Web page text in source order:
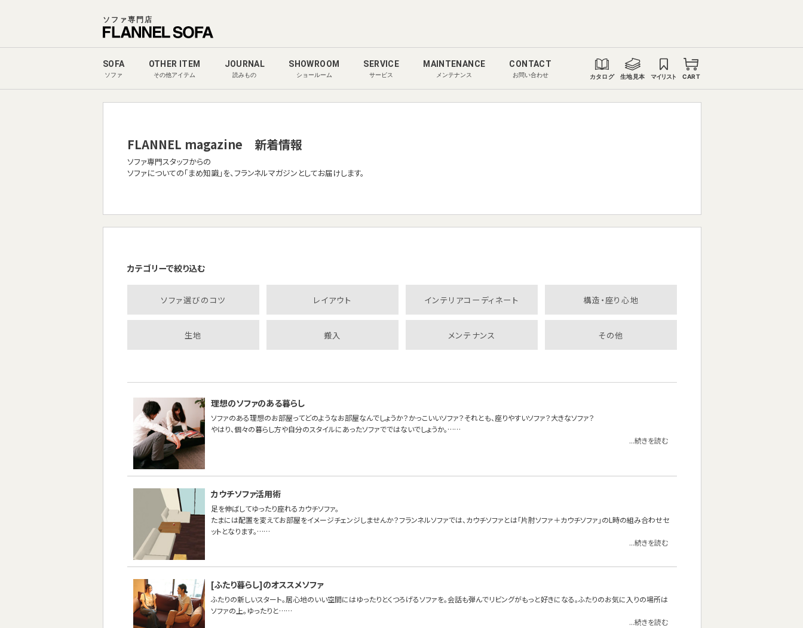
ソファ専門店
SOFA
ソファ
OTHER ITEM
その他アイテム
JOURNAL
読みもの
SHOWROOM
ショールーム
SERVICE
サービス
MAINTENANCE
メンテナンス
CONTACT
お問い合わせ カタログ 生地見本 マイリスト CART
FLANNEL magazine 新着情報
ソファ専門スタッフからの
ソファについての「まめ知識」を、フランネルマガジンとしてお届けします。
カテゴリーで絞り込む
ソファ選びのコツ レイアウト インテリアコーディネート 構造・座り心地
生地 搬入 メンテナンス その他
理想のソファのある暮らし
ソファのある理想のお部屋ってどのようなお部屋なんでしょうか？かっこいいソファ？それとも、座りやすいソファ？大きなソファ？
やはり、個々の暮らし方や自分のスタイルにあったソファでではないでしょうか。……
...続きを読む
カウチソファ活用術
足を伸ばしてゆったり座れるカウチソファ。
たまには配置を変えてお部屋をイメージチェンジしませんか？フランネルソファでは、カウチソファとは「片肘ソファ＋カウチソファ」のL時の組み合わせセ
ットとなります。……
...続きを読む
[ふたり暮らし]のオススメソファ
ふたりの新しいスタート。居心地のいい空間にはゆったりとくつろげるソファを。会話も弾んでリビングがもっと好きになる。ふたりのお気に入りの場所は
ソファの上。ゆったりと……
...続きを読む